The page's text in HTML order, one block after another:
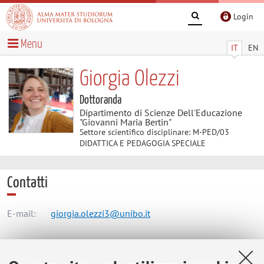
Login
IT EN
Menu
Giorgia Olezzi
Dottoranda
Dipartimento di Scienze Dell'Educazione
"Giovanni Maria Bertin"
Settore scientifico disciplinare: M-PED/03
DIDATTICA E PEDAGOGIA SPECIALE
Contatti
E-mail: giorgia.olezzi3@unibo.it
Dipartimento di Scienze Dell'Educazione "Giovanni